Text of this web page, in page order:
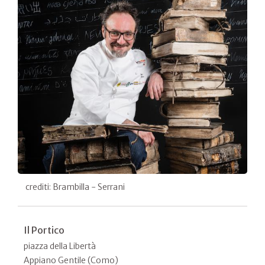
crediti: Brambilla - Serrani
Il Portico
piazza della Libertà
Appiano Gentile (Como)